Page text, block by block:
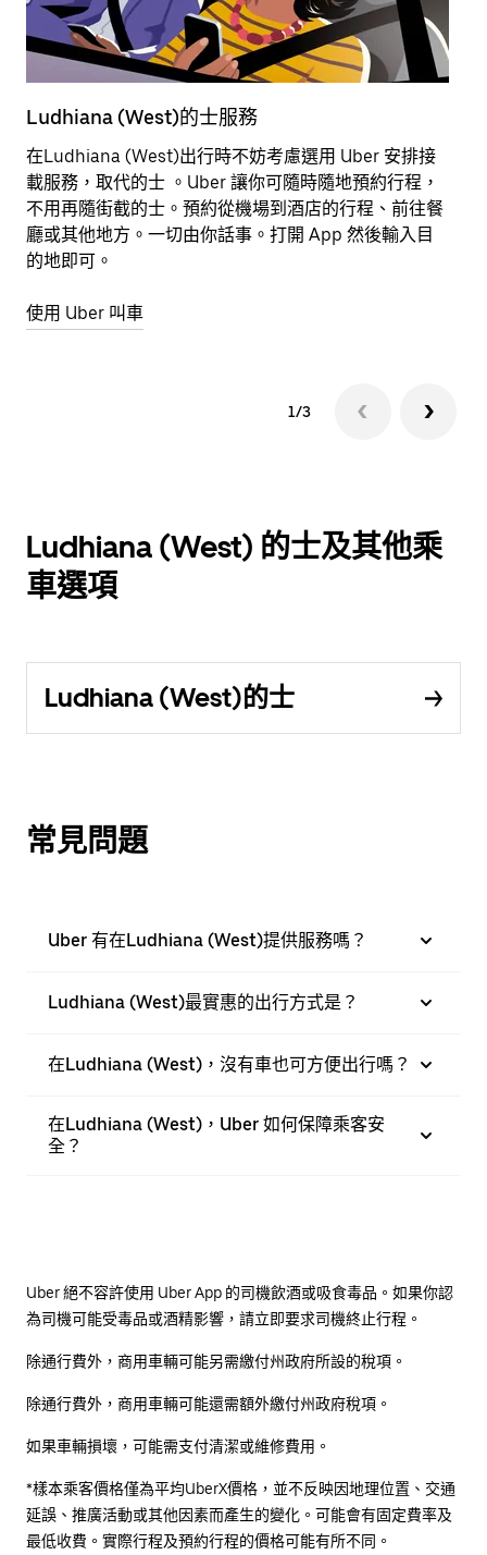
Ludhiana (West)的士服務
在Ludhiana (West)出行時不妨考慮選用 Uber 安排接
載服務，取代的士 。Uber 讓你可隨時隨地預約行程，
不用再隨街截的士。預約從機場到酒店的行程、前往餐
廳或其他地方。一切由你話事。打開 App 然後輸入目
的地即可。
使用 Uber 叫車
1/3
Ludhiana (West) 的士及其他乘
車選項
Ludhiana (West)的士
常見問題
Uber 有在Ludhiana (West)提供服務嗎？
Ludhiana (West)最實惠的出行方式是？
在Ludhiana (West)，沒有車也可方便出行嗎？
在Ludhiana (West)，Uber 如何保障乘客安
全？
Uber 絕不容許使用 Uber App 的司機飲酒或吸食毒品。如果你認
為司機可能受毒品或酒精影響，請立即要求司機終止行程。
除通行費外，商用車輛可能另需繳付州政府所設的稅項。
除通行費外，商用車輛可能還需額外繳付州政府稅項。
如果車輛損壞，可能需支付清潔或維修費用。
*樣本乘客價格僅為平均UberX價格，並不反映因地理位置、交通
延誤、推廣活動或其他因素而產生的變化。可能會有固定費率及
最低收費。實際行程及預約行程的價格可能有所不同。